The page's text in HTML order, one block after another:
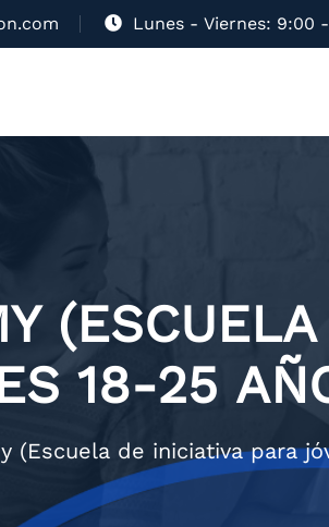
Lunes - Viernes: 9:00
18-25
(Escuela de iniciativa para